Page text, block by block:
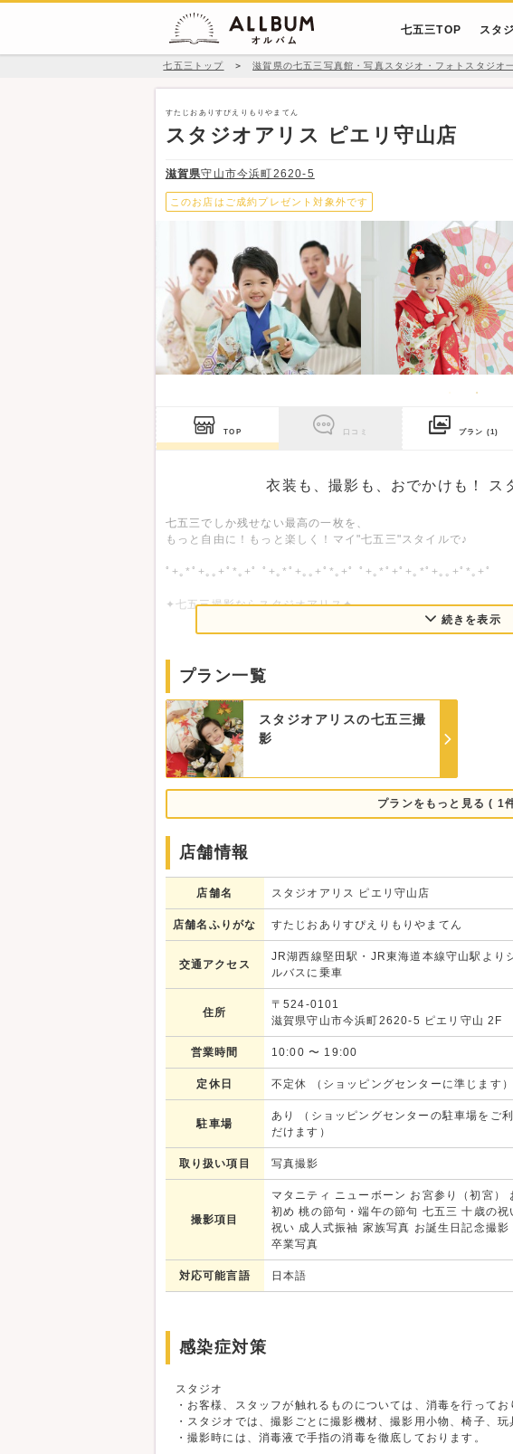
七五三TOP スタ
七五三トップ ＞ 滋賀県の七五三写真館・写真スタジオ・フォトスタジオ
すたじおありすぴえりもりやまてん
スタジオアリス ピエリ守山店
滋賀県守山市今浜町2620-5
このお店はご成約プレゼント対象外です
TOP 口コミ プラン (1)
衣装も、撮影も、おでかけも！ ス
七五三でしか残せない最高の一枚を、
もっと自由に！もっと楽しく！マイ"七五三"スタイルで♪
ﾟ+｡*ﾟ+｡｡+ﾟ*｡+ﾟ ﾟ+｡*ﾟ+｡｡+ﾟ*｡+ﾟ ﾟ+｡*ﾟ+ﾟ+｡*ﾟ+｡｡+ﾟ*｡+ﾟ
✦七五三撮影ならスタジオアリス✦
スタジオアリスの衣装は業界最大数の圧倒的ラインアップ！
伝統的な和装からゴージャスな洋装まで、
アレもコレも目移りするほど、とにかく豊富なバリエーションで
しかも、安心のサイズ展開だから体格の心配もいりません。
女の子ならはんなりと可憐な着物スタイル？
たくさんの中から、お気に入りの一着を見つけてください。
混み合う時期を避けて神社へお参りしたり、
お誕生日のお祝いと併せて、
お気に入りの1着を見つけて家族みんなでおでかけに行こう！
＃03 パパもママも着物で記念撮影！
和装で家族写真を撮れる、
スタジオアリス「パパママ着物フォトプラン」。
大切な記念日に残したい家族写真。
近ごろはお子さまの着物に合わせて、
続きを表示
プラン一覧
スタジオアリスの七五三撮
影
プランをもっと見る ( 1
店舗情報
店舗名 スタジオアリス ピエリ守山店
店舗名ふりがな すたじおありすぴえりもりやまてん
交通アクセス
JR湖西線堅田駅・JR東海道本線守山駅より
ルバスに乗車
住所
〒524-0101
滋賀県守山市今浜町2620-5 ピエリ守山 2F
営業時間 10:00 〜 19:00
定休日 不定休 （ショッピングセンターに準じます）
駐車場
あり （ショッピングセンターの駐車場をご
だけます）
取り扱い項目 写真撮影
撮影項目
マタニティ ニューボーン お宮参り（初宮）
初め 桃の節句・端午の節句 七五三 十歳の祝
祝い 成人式振袖 家族写真 お誕生日記念撮影
卒業写真
対応可能言語 日本語
感染症対策
スタジオ
・お客様、スタッフが触れるものについては、消毒を行ってお
・スタジオでは、撮影ごとに撮影機材、撮影用小物、椅子、
・撮影時には、消毒液で手指の消毒を徹底しております。